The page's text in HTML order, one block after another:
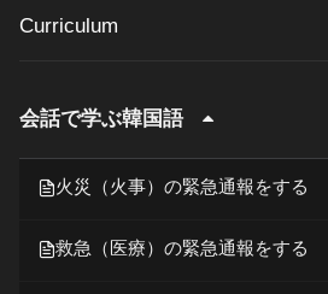
Curriculum
会話で学ぶ韓国語
火災（火事）の緊急通報をする
救急（医療）の緊急通報をする